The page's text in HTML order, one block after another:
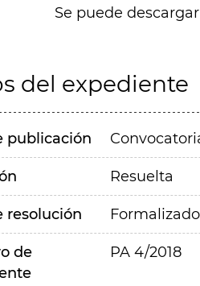
Se puede
del expediente
publicación
Resuelta
resolución Formalizado
de
PA 4/2018